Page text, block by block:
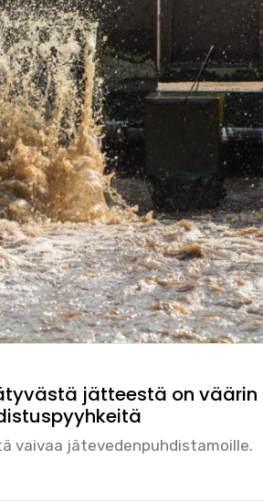
jätteestä on väärin
vaivaa jätevedenpuhdistamoille.